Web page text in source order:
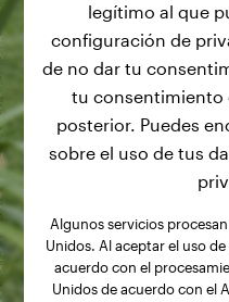
legítimo al que
configuración de
de no dar tu
tu consentimiento
posterior. Puedes
sobre el uso de tus
Algunos servicios
Unidos. Al aceptar el uso
acuerdo con el
Unidos de acuerdo con el